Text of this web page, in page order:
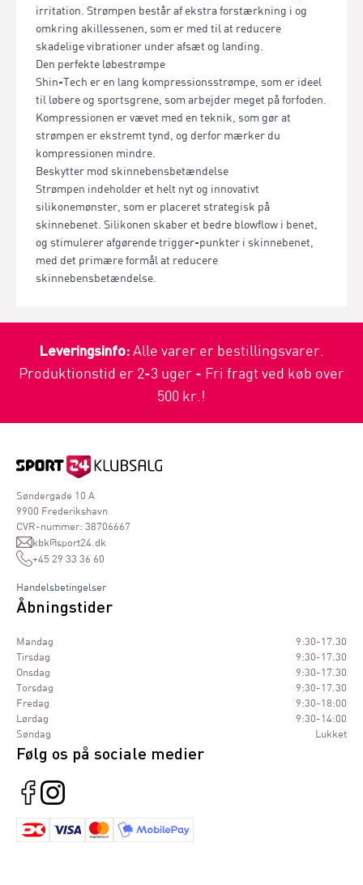
irritation. Strømpen består af ekstra forstærkning i og
omkring akillessenen, som er med til at reducere
skadelige vibrationer under afsæt og landing.
Den perfekte løbestrømpe
Shin-Tech er en lang kompressionsstrømpe, som er ideel
til løbere og sportsgrene, som arbejder meget på forfoden.
Kompressionen er vævet med en teknik, som gør at
strømpen er ekstremt tynd, og derfor mærker du
kompressionen mindre.
Beskytter mod skinnebensbetændelse
Strømpen indeholder et helt nyt og innovativt
silikonemønster, som er placeret strategisk på
skinnebenet. Silikonen skaber et bedre blowflow i benet,
og stimulerer afgørende trigger-punkter i skinnebenet,
med det primære formål at reducere
skinnebensbetændelse.
Leveringsinfo:Alle varer er bestillingsvarer.
Produktionstid er 2-3 uger - Fri fragt ved køb over
500 kr.!
Søndergade 10 A
9900 Frederikshavn
CVR-nummer: 38706667
kbk@sport24.dk
+45 29 33 36 60
Handelsbetingelser
Åbningstider
Mandag
9:30-17.30
Tirsdag
9:30-17.30
Onsdag
9:30-17.30
Torsdag
9:30-17.30
Fredag
9:30-18:00
Lørdag
9:30-14:00
Søndag
Lukket
Følg os på sociale medier